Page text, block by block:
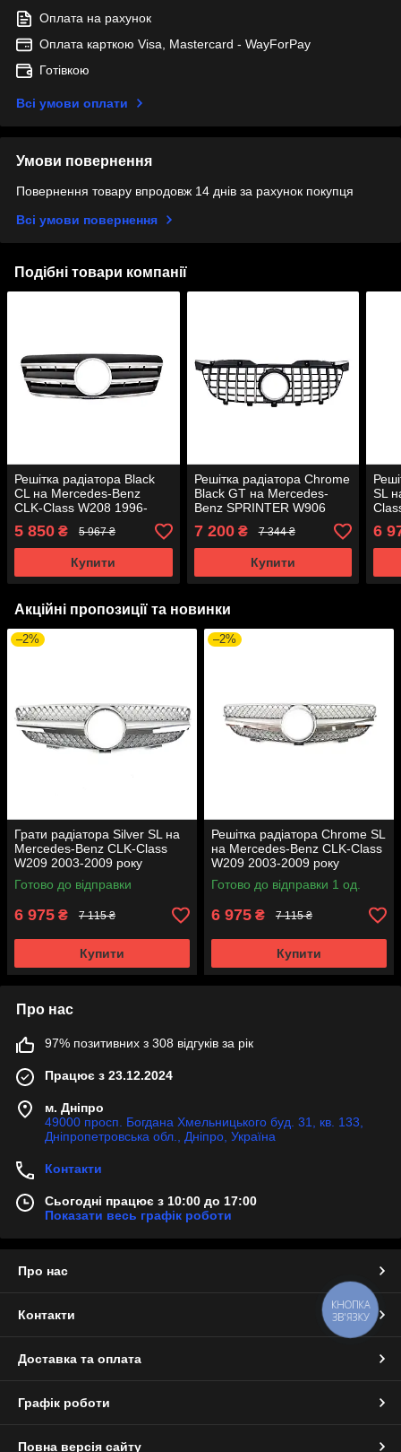
Оплата на рахунок
Оплата карткою Visa, Mastercard - WayForPay
Готівкою
Всі умови оплати
Умови повернення
Повернення товару впродовж 14 днів за рахунок покупця
Всі умови повернення
Подібні товари компанії
Решітка радіатора Black
CL на Mercedes-Benz
CLK-Class W208 1996-
2003 року
5 850 ₴ 5 967 ₴
Купити
Решітка радіатора Chrome
Black GT на Mercedes-
Benz SPRINTER W906
2009-2013 року
7 200₴ 7 344 ₴
Купити
SL
року
6
Акційні пропозиції та новинки
–2%
Грати радіатора Silver SL на
Mercedes-Benz CLK-Class
W209 2003-2009 року
Готово до відправки
6 975 ₴ 7 115 ₴
Купити
–2%
Решітка радіатора Chrome SL
на Mercedes-Benz CLK-Class
W209 2003-2009 року
Готово до відправки 1 од.
6 975 ₴ 7 115 ₴
Купити
Про нас
97% позитивних з 308 відгуків за рік
Працює з 23.12.2024
м. Дніпро
49000 просп. Богдана Хмельницького буд. 31, кв. 133,
Дніпропетровська обл., Дніпро, Україна
Контакти
Сьогодні працює з 10:00 до 17:00
Показати весь графік роботи
Про нас
Контакти
Доставка та оплата
Графік роботи
Повна версія сайту
КНОПКА
ЗВ'ЯЗКУ